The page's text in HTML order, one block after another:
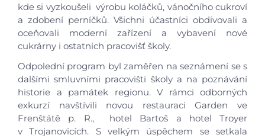
Video a audio
Virtuální prohlídka
Kontakty
kde si vyzkoušeli výrobu koláčků, vánočního cukroví
a zdobení perníčků. Všichni účastníci obdivovali a
oceňovali moderní zařízení a vybavení nové
cukrárny i ostatních pracovišť školy.
Odpolední program byl zaměřen na seznámení se s
dalšími smluvními pracovišti školy a na poznávání
historie a památek regionu. V rámci odborných
exkurzí navštívili novou restauraci Garden ve
Frenštátě p. R., hotel Bartoš a hotel Troyer
v Trojanovicích. S velkým úspěchem se setkala